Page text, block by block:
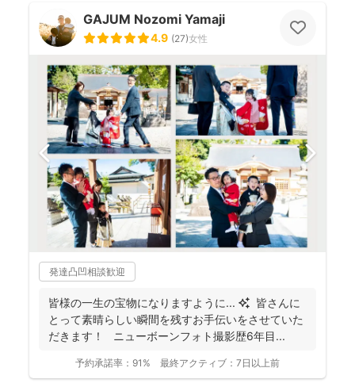
GAJUM Nozomi Yamaji
4.9 (27)女性
発達凸凹相談歓迎
皆様の一生の宝物になりますように... ✨ 皆さんに
とって素晴らしい瞬間を残すお手伝いをさせていた
だきます！ ニューボーンフォト撮影歴6年目...
予約承諾率： 91% 最終アクティブ： 7日以上前